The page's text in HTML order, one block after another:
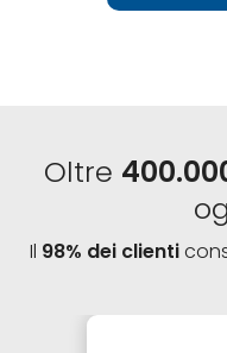
Oltre
Il 98% dei clienti